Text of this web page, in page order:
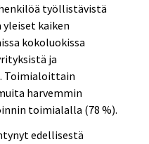
työllistävistä
kaiken
kokoluokissa
ja
Toimialoittain
harvemmin
toimialalla (78 %).
edellisestä